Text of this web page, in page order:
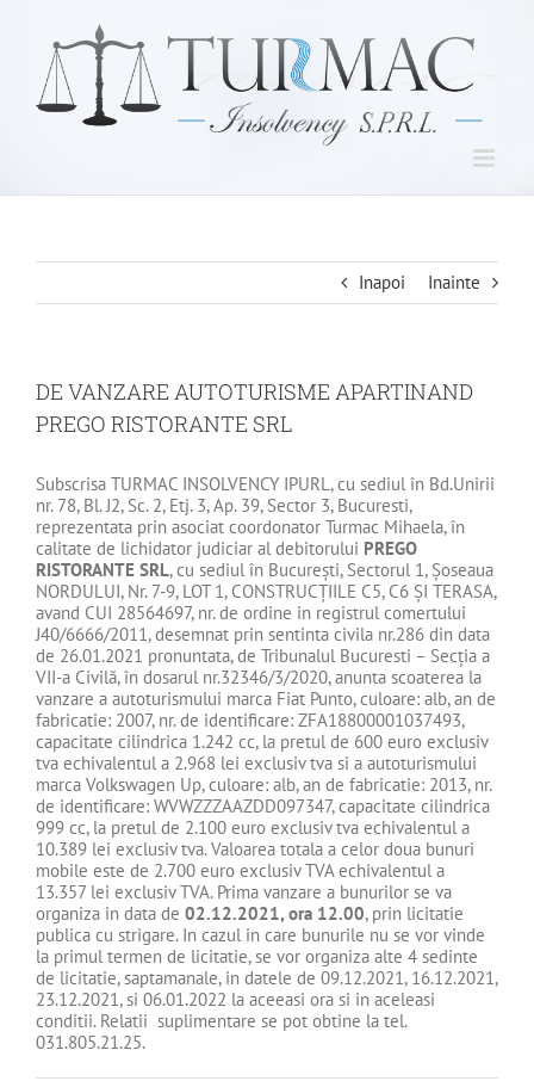
content
Inapoi Inainte
DE VANZARE AUTOTURISME APARTINAND
PREGO RISTORANTE SRL
Subscrisa TURMAC INSOLVENCY IPURL, cu sediul în Bd.Unirii
nr. 78, Bl. J2, Sc. 2, Etj. 3, Ap. 39, Sector 3, Bucuresti,
reprezentata prin asociat coordonator Turmac Mihaela, în
calitate de lichidator judiciar al debitorului PREGO
RISTORANTE SRL, cu sediul în Bucureşti, Sectorul 1, Şoseaua
NORDULUI, Nr. 7-9, LOT 1, CONSTRUCŢIILE C5, C6 ŞI TERASA,
avand CUI 28564697, nr. de ordine in registrul comertului
J40/6666/2011, desemnat prin sentinta civila nr.286 din data
de 26.01.2021 pronuntata, de Tribunalul Bucuresti – Secţia a
VII-a Civilă, în dosarul nr.32346/3/2020, anunta scoaterea la
vanzare a autoturismului marca Fiat Punto, culoare: alb, an de
fabricatie: 2007, nr. de identificare: ZFA18800001037493,
capacitate cilindrica 1.242 cc, la pretul de 600 euro exclusiv
tva echivalentul a 2.968 lei exclusiv tva si a autoturismului
marca Volkswagen Up, culoare: alb, an de fabricatie: 2013, nr.
de identificare: WVWZZZAAZDD097347, capacitate cilindrica
999 cc, la pretul de 2.100 euro exclusiv tva echivalentul a
10.389 lei exclusiv tva. Valoarea totala a celor doua bunuri
mobile este de 2.700 euro exclusiv TVA echivalentul a
13.357 lei exclusiv TVA. Prima vanzare a bunurilor se va
organiza in data de 02.12.2021, ora 12.00, prin licitatie
publica cu strigare. In cazul in care bunurile nu se vor vinde
la primul termen de licitatie, se vor organiza alte 4 sedinte
de licitatie, saptamanale, in datele de 09.12.2021, 16.12.2021,
23.12.2021, si 06.01.2022 la aceeasi ora si in aceleasi
conditii. Relatii suplimentare se pot obtine la tel.
031.805.21.25.